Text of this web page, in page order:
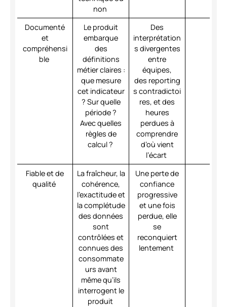
non
Documenté
et
compréhensi
ble
Le produit
embarque
des
définitions
métier claires :
que mesure
cet indicateur
? Sur quelle
période ?
Avec quelles
règles de
calcul ?
Des
interprétation
s divergentes
entre
équipes,
des reporting
s contradictoi
res, et des
heures
perdues à
comprendre
d’où vient
l’écart
Fiable et de
qualité
La fraîcheur, la
cohérence,
l’exactitude et
la complétude
des données
sont
contrôlées et
connues des
consommate
urs avant
même qu’ils
interrogent le
produit
Une perte de
confiance
progressive
et une fois
perdue, elle
se
reconquiert
lentement